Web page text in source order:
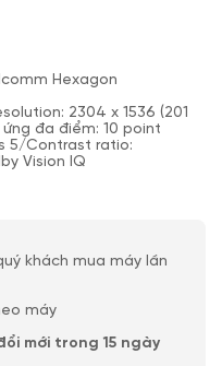
Hexagon
2304 x 1536 (201
ứng đa điểm: 10 point
5/Contrast ratio:
Vision IQ
khách mua máy lần
máy
mới trong 15 ngày